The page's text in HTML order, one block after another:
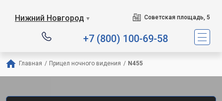
Нижний Новгород ▼ Советская площадь, 5
+7 (800) 100-69-58
Главная / Прицел ночного видения / N455